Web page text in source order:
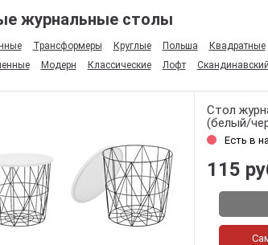
журнальные столы
Трансформеры Круглые Польша Квадратные
Модерн Классические Лофт Скандинавский
Стол
(белый/
Есть в
115